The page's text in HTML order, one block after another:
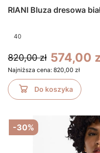
RIANI Bluza dresowa
40
820,00 zł 574,00
Najniższa cena: 820,00 zł
Do koszyka
-30%